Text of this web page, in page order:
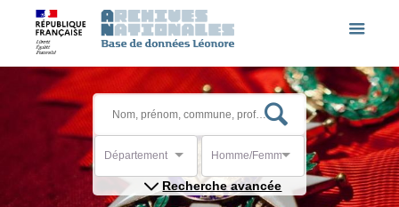
Département Homme/Femme
Recherche avancée